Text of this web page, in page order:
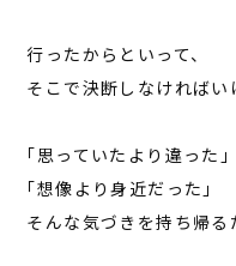
行ったからといって、
そこで決断しなければい
「思っていたより違った」
「想像より身近だった」
そんな気づきを持ち帰る